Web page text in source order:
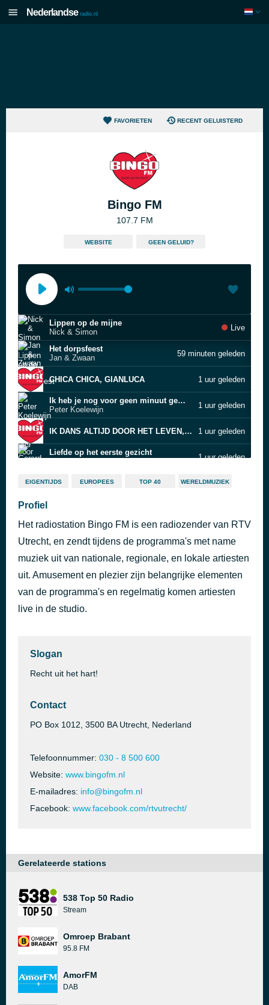
Nederlandse radio.nl
FAVORIETEN RECENT GELUISTERD
Bingo FM
107.7 FM
WEBSITE GEEN GELUID?
Lippen op de mijne
Nick & Simon
Live
Het dorpsfeest
Jan & Zwaan
59 minuten geleden
CHICA CHICA, GIANLUCA 1 uur geleden
Ik heb je nog voor geen minuut gemist
Peter Koelewijn
1 uur geleden
IK DANS ALTIJD DOOR HET LEVEN, FRANK VAN ETTEN 1 uur geleden
Liefde op het eerste gezicht
1 uur geleden
Recht uit het hart van de Domstad, Bingo FM 1 uur geleden
Recht uit het hart van de Domstad, Bingo FM 2 uur geleden
EIGENTIJDS EUROPEES TOP 40 WERELDMUZIEK
Profiel
Het radiostation Bingo FM is een radiozender van RTV
Utrecht, en zendt tijdens de programma's met name
muziek uit van nationale, regionale, en lokale artiesten
uit. Amusement en plezier zijn belangrijke elementen
van de programma's en regelmatig komen artiesten
live in de studio.
Slogan
Recht uit het hart!
Contact
PO Box 1012, 3500 BA Utrecht, Nederland
Telefoonnummer: 030 - 8 500 600
Website: www.bingofm.nl
E-mailadres: info@bingofm.nl
Facebook: www.facebook.com/rtvutrecht/
Gerelateerde stations
538 Top 50 Radio
Stream
Omroep Brabant
95.8 FM
AmorFM
DAB